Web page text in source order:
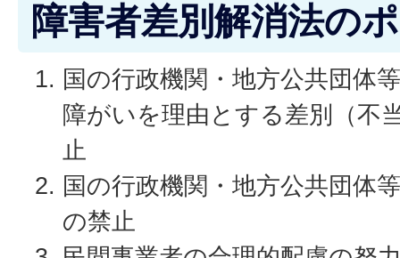
障害者差別解消法の
国の行政機関・地方公共団体
障がいを理由とする差別（不
止
国の行政機関・地方公共団体
の禁止